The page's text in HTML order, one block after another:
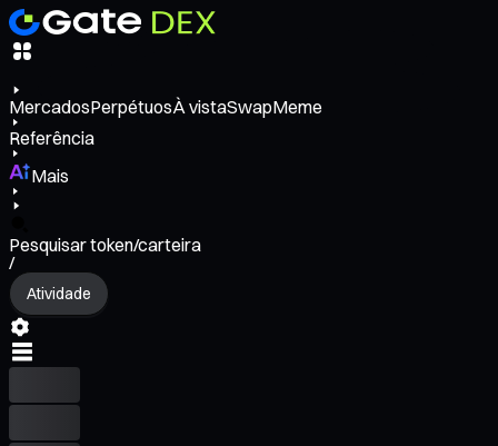
MercadosPerpétuosÀ vistaSwapMeme
Referência
Mais
Pesquisar token/carteira
/
Atividade